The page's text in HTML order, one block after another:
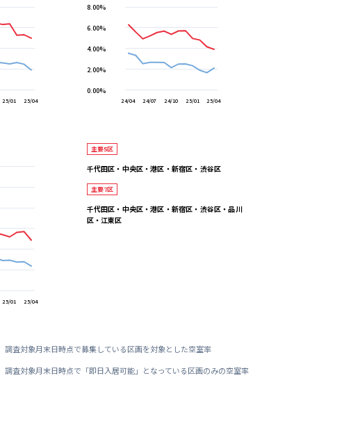
25/01 25/04
0.00%
2.00%
4.00%
6.00%
8.00%
24/04 24/07 24/10 25/01 25/04
25/01 25/04
主要5区
千代田区・中央区・港区・新宿区・渋谷区
主要7区
千代田区・中央区・港区・新宿区・渋谷区・品川
区・江東区
調査対象月末日時点で募集している区画を対象とした空室率
調査対象月末日時点で「即日入居可能」となっている区画のみの空室率